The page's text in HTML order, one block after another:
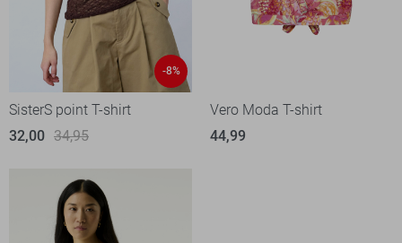
-8%
SisterS point T-shirt
32,00 34,95
Vero Moda T-shirt
44,99